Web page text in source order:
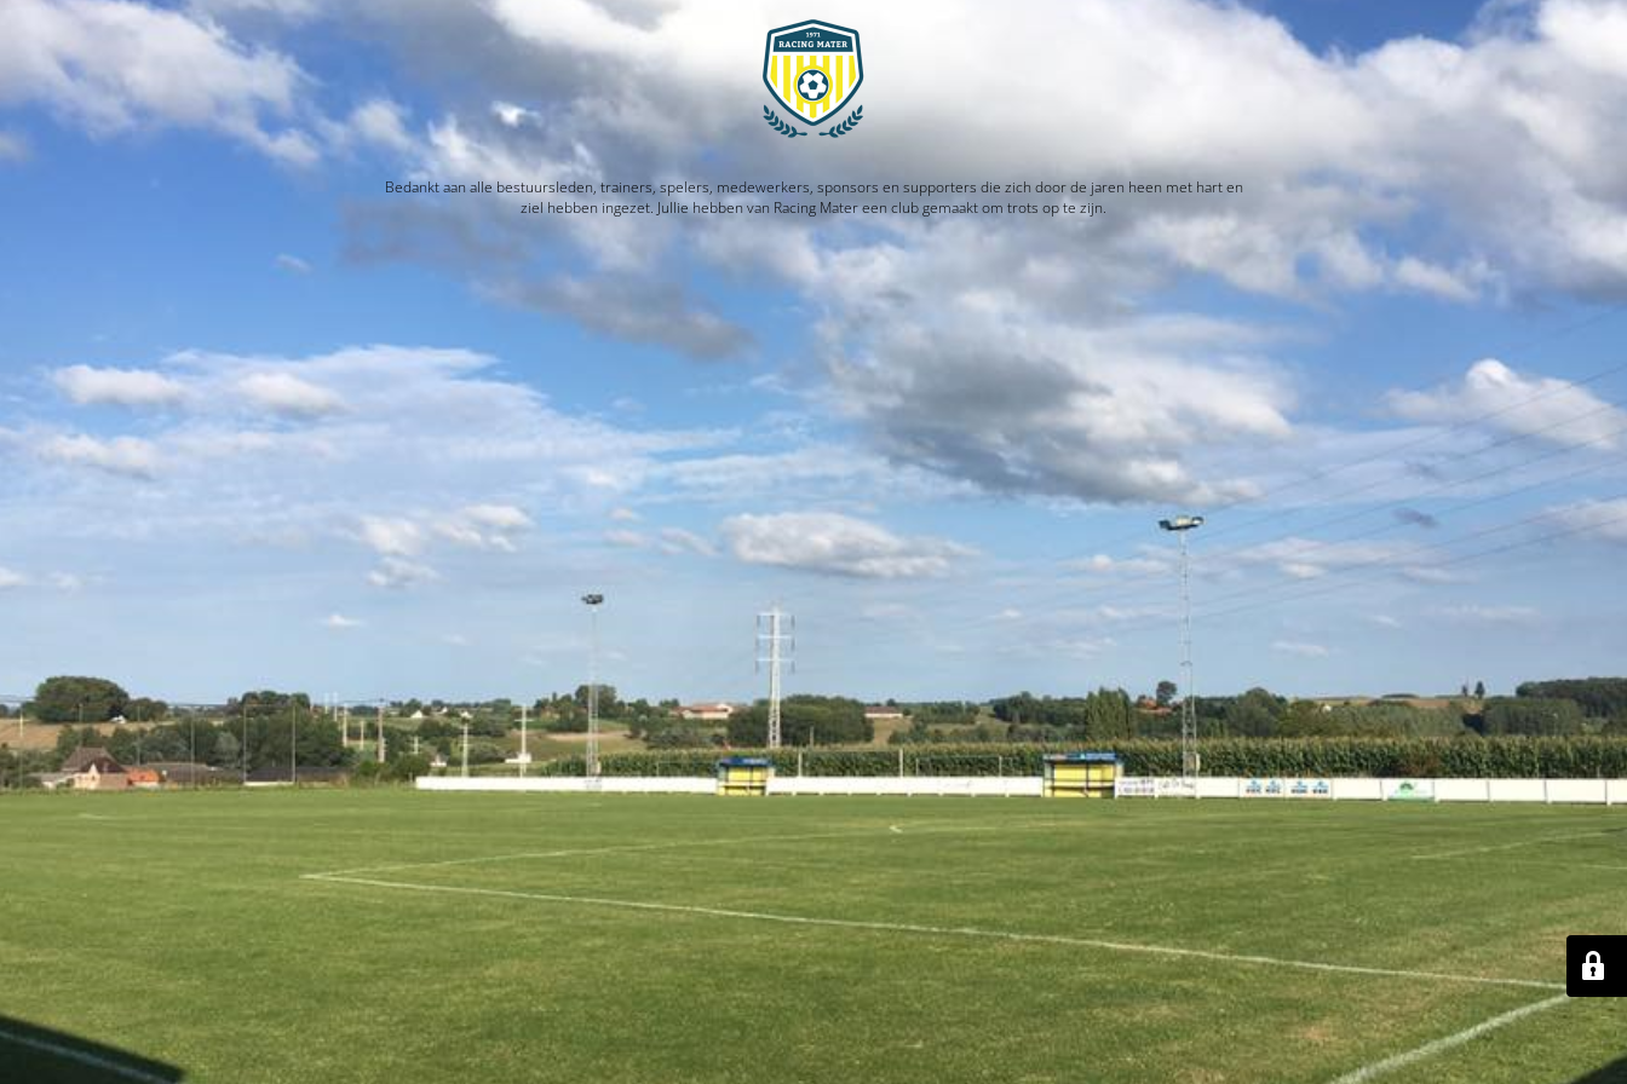
Bedankt aan alle bestuursleden, trainers, spelers, medewerkers, sponsors en supporters die zich door de jaren heen met hart en
ziel hebben ingezet. Jullie hebben van Racing Mater een club gemaakt om trots op te zijn.